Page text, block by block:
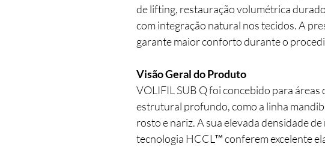
de lifting, restauração volumétrica
com integração natural nos tecidos. A
garante maior conforto durante o
Visão Geral do Produto
VOLIFIL SUB Q foi concebido para
estrutural profundo, como a linha
rosto e nariz. A sua elevada densidade de
tecnologia HCCL™ conferem excelente